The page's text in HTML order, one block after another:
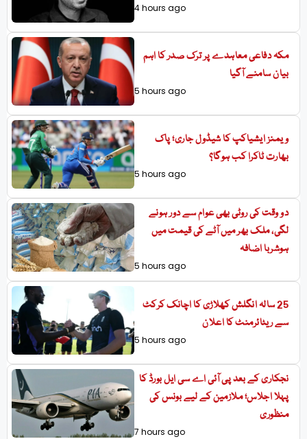
4 hours ago
مکہ دفاعی معاہدے پر ترک صدر کا اہم
بیان سامنے آگیا
5 hours ago
ویمنز ایشیاکپ کا شیڈول جاری؛ پاک
بھارت ٹاکرا کب ہوگا؟
5 hours ago
دو وقت کی روٹی بھی عوام سے دور ہونے
لگی، ملک بھر میں آٹے کی قیمت میں
ہوشربا اضافہ
5 hours ago
25 سالہ انگلش کھلاڑی کا اچانک کرکٹ
سے ریٹائرمنٹ کا اعلان
5 hours ago
نجکاری کے بعد پی آئی اے سی ایل بورڈ کا
پہلا اجلاس؛ ملازمین کے لیے بونس کی
منظوری
7 hours ago